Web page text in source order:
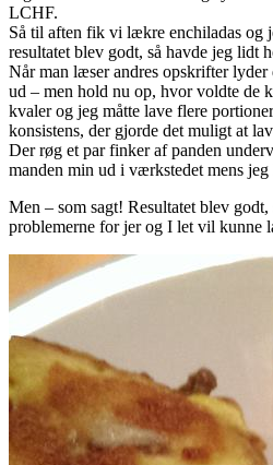
LCHF.
Så til aften fik vi lækre enchiladas og
resultatet blev godt, så havde jeg lidt
Når man læser andres opskrifter
ud – men hold nu op, hvor voldte de
kvaler og jeg måtte lave flere
konsistens, der gjorde det muligt at
Der røg et par finker af panden
manden min ud i værkstedet mens jeg
Men – som sagt! Resultatet blev
problemerne for jer og I let vil kunne